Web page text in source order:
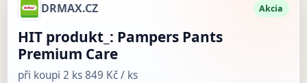
DRMAX.CZ Akcia
HIT produkt_: Pampers Pants
Premium Care
při koupi 2 ks 849 Kč / ks